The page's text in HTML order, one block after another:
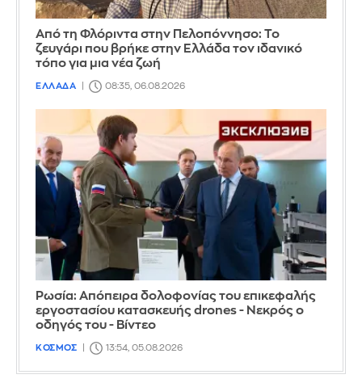
Από τη Φλόριντα στην Πελοπόννησο: Το
ζευγάρι που βρήκε στην Ελλάδα τον ιδανικό
τόπο για μια νέα ζωή
ΕΛΛΑΔΑ 08:35, 06.08.2026
Ρωσία: Απόπειρα δολοφονίας του επικεφαλής
εργοστασίου κατασκευής drones - Νεκρός ο
οδηγός του - Βίντεο
ΚΟΣΜΟΣ 13:54, 05.08.2026